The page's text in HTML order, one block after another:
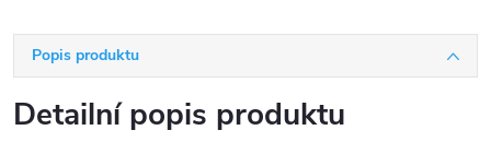
Popis produktu
Detailní popis produktu